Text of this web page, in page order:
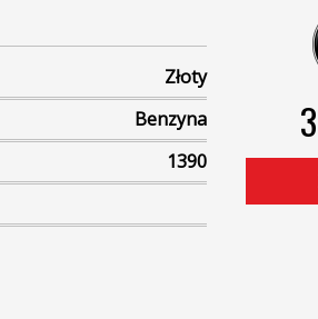
Złoty
Benzyna
1390